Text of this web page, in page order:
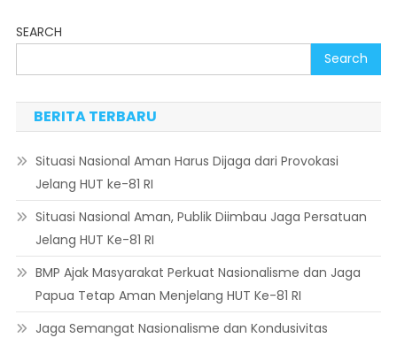
SEARCH
Search
BERITA TERBARU
Situasi Nasional Aman Harus Dijaga dari Provokasi
Jelang HUT ke-81 RI
Situasi Nasional Aman, Publik Diimbau Jaga Persatuan
Jelang HUT Ke-81 RI
BMP Ajak Masyarakat Perkuat Nasionalisme dan Jaga
Papua Tetap Aman Menjelang HUT Ke-81 RI
Jaga Semangat Nasionalisme dan Kondusivitas